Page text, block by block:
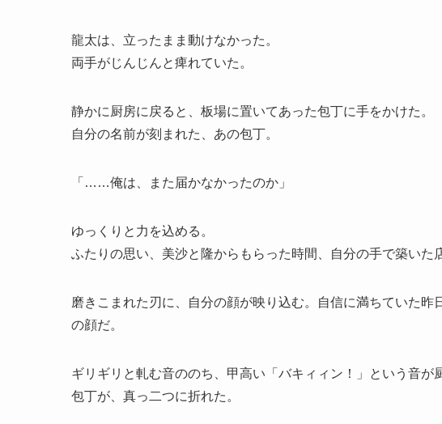
龍太は、立ったまま動けなかった。
両手がじんじんと痺れていた。
静かに厨房に戻ると、板場に置いてあった包丁に手をかけた。
自分の名前が刻まれた、あの包丁。
「……俺は、また届かなかったのか」
ゆっくりと力を込める。
ふたりの思い、美沙と隆からもらった時間、自分の手で築い
磨きこまれた刃に、自分の顔が映り込む。自信に満ちていた
の顔だ。
ギリギリと軋む音ののち、甲高い「バキィィン！」という音が
包丁が、真っ二つに折れた。